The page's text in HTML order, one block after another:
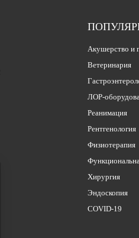
Акушерство и
Ветеринария
ЛОР-
Реанимация
Рентгенология
Физиотерапия
Хирургия
Эндоскопия
COVID-19